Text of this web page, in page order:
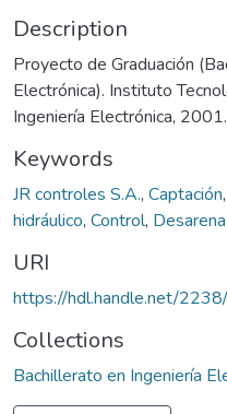
Description
Proyecto de Graduación
Electrónica). Instituto
Ingeniería Electrónica, 2001.
Keywords
JR controles S.A., Captación,
hidráulico, Control,
URI
https://hdl.handle.net/
Collections
Bachillerato en Ingeniería